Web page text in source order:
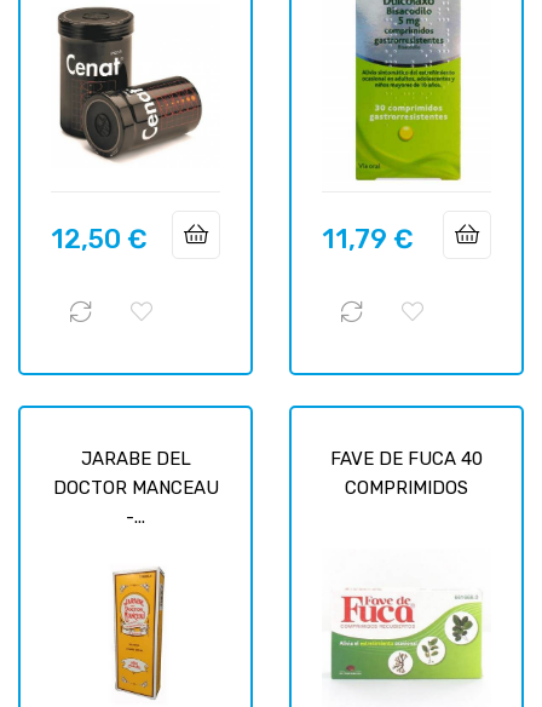
Prix
12,50 € Prix
11,79 €
JARABE DEL
DOCTOR MANCEAU
-...
FAVE DE FUCA 40
COMPRIMIDOS